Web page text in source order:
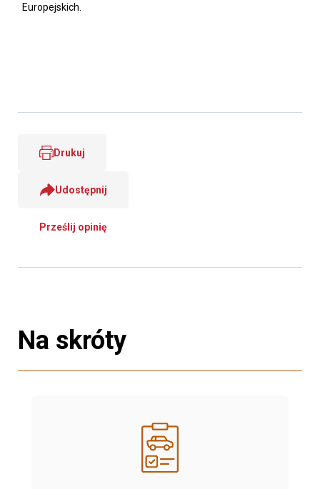
Europejskich.
Drukuj
Udostępnij
Prześlij opinię
Na skróty